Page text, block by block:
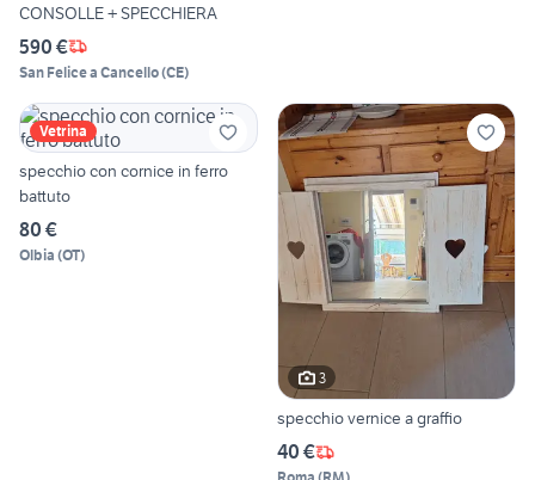
CONSOLLE + SPECCHIERA
590 €
San Felice a Cancello(CE)
Vetrina
specchio con cornice in ferro
battuto
80 €
Olbia (OT)
3
specchio vernice a graffio
40 €